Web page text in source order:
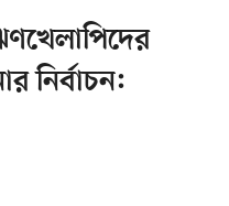
নির্বাচন: